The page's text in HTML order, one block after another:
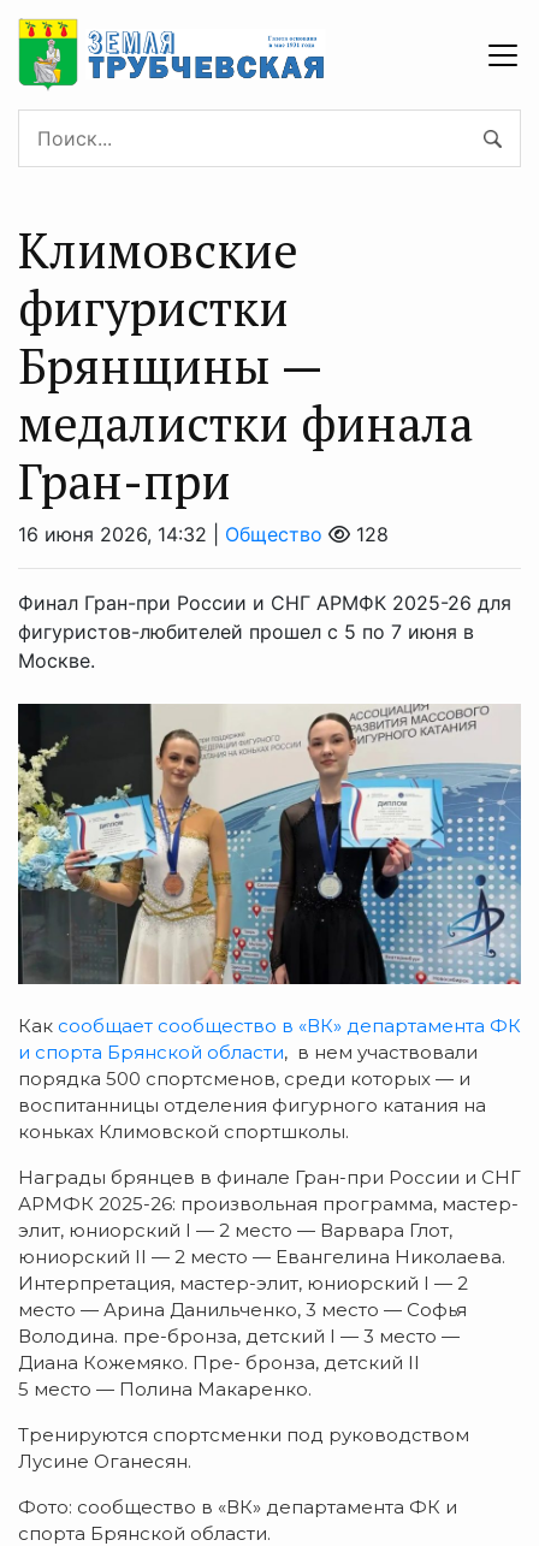
Климовские
фигуристки
Брянщины —
медалистки финала
Гран-при
16 июня 2026, 14:32 | Общество 128
Финал Гран-при России и СНГ АРМФК 2025-26 для
фигуристов-любителей прошел с 5 по 7 июня в
Москве.
Как сообщает сообщество в «ВК» департамента ФК
и спорта Брянской области, в нем участвовали
порядка 500 спортсменов, среди которых — и
воспитанницы отделения фигурного катания на
коньках Климовской спортшколы.
Награды брянцев в финале Гран-при России и СНГ
АРМФК 2025-26: произвольная программа, мастер-
элит, юниорский I — 2 место — Варвара Глот,
юниорский II — 2 место — Евангелина Николаева.
Интерпретация, мастер-элит, юниорский I — 2
место — Арина Данильченко, 3 место — Софья
Володина. пре-бронза, детский I — 3 место —
Диана Кожемяко. Пре- бронза, детский II
5 место — Полина Макаренко.
Тренируются спортсменки под руководством
Лусине Оганесян.
Фото: сообщество в «ВК» департамента ФК и
спорта Брянской области.